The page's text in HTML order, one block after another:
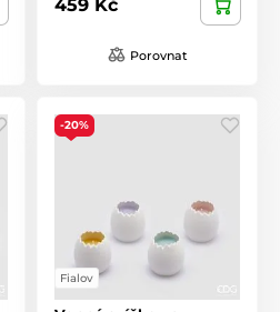
459 Kč
Porovnat
-20%
Fialov